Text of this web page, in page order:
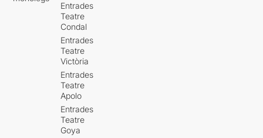
Entrades
Teatre
Condal
Entrades
Teatre
Victòria
Entrades
Teatre
Apolo
Entrades
Teatre
Goya